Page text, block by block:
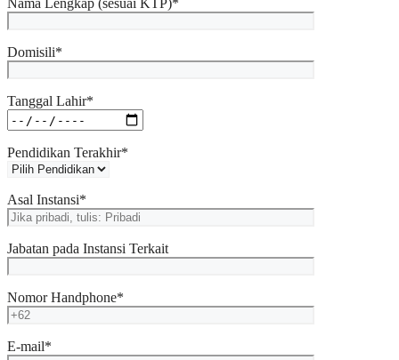
Nama Lengkap (sesuai KTP)*
Domisili*
Tanggal Lahir*
Pendidikan Terakhir*
Asal Instansi*
Jabatan pada Instansi Terkait
Nomor Handphone*
E-mail*